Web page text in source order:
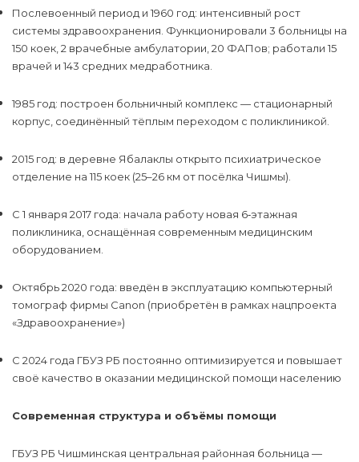
Послевоенный период и 1960 год: интенсивный рост
системы здравоохранения. Функционировали 3 больницы на
150 коек, 2 врачебные амбулатории, 20 ФАПов; работали 15
врачей и 143 средних медработника.
1985 год: построен больничный комплекс — стационарный
корпус, соединённый тёплым переходом с поликлиникой.
2015 год: в деревне Ябалаклы открыто психиатрическое
отделение на 115 коек (25–26 км от посёлка Чишмы).
С 1 января 2017 года: начала работу новая 6‑этажная
поликлиника, оснащённая современным медицинским
оборудованием.
Октябрь 2020 года: введён в эксплуатацию компьютерный
томограф фирмы Canon (приобретён в рамках нацпроекта
«Здравоохранение»)
С 2024 года ГБУЗ РБ постоянно оптимизируется и повышает
своё качество в оказании медицинской помощи населению
Современная структура и объёмы помощи
ГБУЗ РБ Чишминская центральная районная больница —